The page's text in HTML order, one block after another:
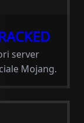
server
Mojang.